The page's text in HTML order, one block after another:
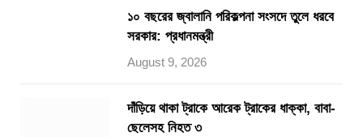
১০ বছরের জ্বালানি পরিকল্পনা সংসদে তুলে ধরবে
সরকার: প্রধানমন্ত্রী
August 9, 2026
দাঁড়িয়ে থাকা ট্রাকে আরেক ট্রাকের ধাক্কা, বাবা-
ছেলেসহ নিহত ৩